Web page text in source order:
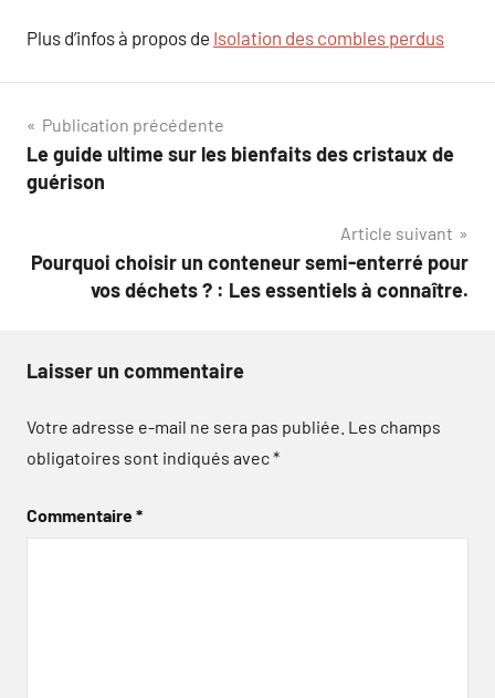
Plus d’infos à propos de Isolation des combles perdus
Navigation
de
Publication précédente
Le guide ultime sur les bienfaits des cristaux de
guérison
Article suivant
Pourquoi choisir un conteneur semi-enterré pour
vos déchets ? : Les essentiels à connaître.
Laisser un commentaire
Votre adresse e-mail ne sera pas publiée. Les champs
obligatoires sont indiqués avec*
Commentaire*